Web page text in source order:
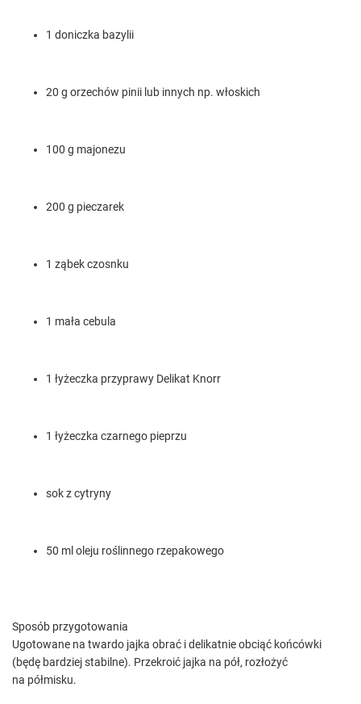
1 doniczka bazylii
20 g orzechów pinii lub innych np. włoskich
100 g majonezu
200 g pieczarek
1 ząbek czosnku
1 mała cebula
1 łyżeczka przyprawy Delikat Knorr
1 łyżeczka czarnego pieprzu
sok z cytryny
50 ml oleju roślinnego rzepakowego
Sposób przygotowania
Ugotowane na twardo jajka obrać i delikatnie obciąć końcówki
(będę bardziej stabilne). Przekroić jajka na pół, rozłożyć
na półmisku.